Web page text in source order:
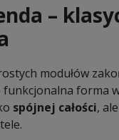
–
modułów
forma
spójnej całości,